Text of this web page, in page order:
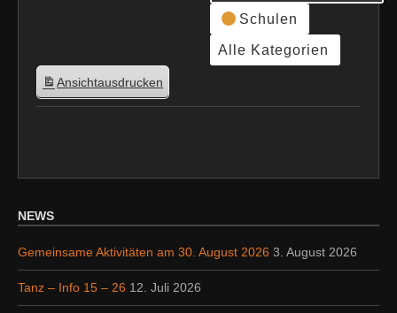
Schulen
Alle Kategorien
Ansichtausdrucken
NEWS
Gemeinsame Aktivitäten am 30. August 2026 3. August 2026
Tanz – Info 15 – 26 12. Juli 2026